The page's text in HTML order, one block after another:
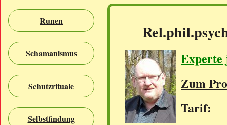
Runen
Schamanismus
Schutzrituale
Selbstfindung
Experte
Zum
Tarif: